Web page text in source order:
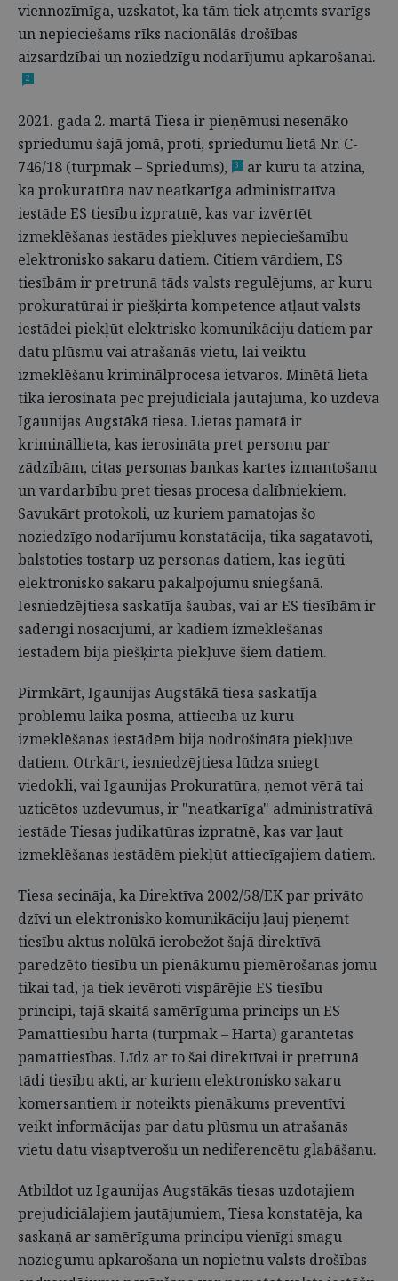
viennozīmīga, uzskatot, ka tām tiek atņemts svarīgs
un nepieciešams rīks nacionālās drošības
aizsardzībai un noziedzīgu nodarījumu apkarošanai.
2
2021. gada 2. martā Tiesa ir pieņēmusi nesenāko
spriedumu šajā jomā, proti, spriedumu lietā Nr. C-
746/18 (turpmāk – Spriedums),
3
ar kuru tā atzina,
ka prokuratūra nav neatkarīga administratīva
iestāde ES tiesību izpratnē, kas var izvērtēt
izmeklēšanas iestādes piekļuves nepieciešamību
elektronisko sakaru datiem. Citiem vārdiem, ES
tiesībām ir pretrunā tāds valsts regulējums, ar kuru
prokuratūrai ir piešķirta kompetence atļaut valsts
iestādei piekļūt elektrisko komunikāciju datiem par
datu plūsmu vai atrašanās vietu, lai veiktu
izmeklēšanu kriminālprocesa ietvaros. Minētā lieta
tika ierosināta pēc prejudiciālā jautājuma, ko uzdeva
Igaunijas Augstākā tiesa. Lietas pamatā ir
krimināllieta, kas ierosināta pret personu par
zādzībām, citas personas bankas kartes izmantošanu
un vardarbību pret tiesas procesa dalībniekiem.
Savukārt protokoli, uz kuriem pamatojas šo
noziedzīgo nodarījumu konstatācija, tika sagatavoti,
balstoties tostarp uz personas datiem, kas iegūti
elektronisko sakaru pakalpojumu sniegšanā.
Iesniedzējtiesa saskatīja šaubas, vai ar ES tiesībām ir
saderīgi nosacījumi, ar kādiem izmeklēšanas
iestādēm bija piešķirta piekļuve šiem datiem.
Pirmkārt, Igaunijas Augstākā tiesa saskatīja
problēmu laika posmā, attiecībā uz kuru
izmeklēšanas iestādēm bija nodrošināta piekļuve
datiem. Otrkārt, iesniedzējtiesa lūdza sniegt
viedokli, vai Igaunijas Prokuratūra, ņemot vērā tai
uzticētos uzdevumus, ir "neatkarīga" administratīvā
iestāde Tiesas judikatūras izpratnē, kas var ļaut
izmeklēšanas iestādēm piekļūt attiecīgajiem datiem.
Tiesa secināja, ka Direktīva 2002/58/EK par privāto
dzīvi un elektronisko komunikāciju ļauj pieņemt
tiesību aktus nolūkā ierobežot šajā direktīvā
paredzēto tiesību un pienākumu piemērošanas jomu
tikai tad, ja tiek ievēroti vispārējie ES tiesību
principi, tajā skaitā samērīguma princips un ES
Pamattiesību hartā (turpmāk – Harta) garantētās
pamattiesības. Līdz ar to šai direktīvai ir pretrunā
tādi tiesību akti, ar kuriem elektronisko sakaru
komersantiem ir noteikts pienākums preventīvi
veikt informācijas par datu plūsmu un atrašanās
vietu datu visaptverošu un nediferencētu glabāšanu.
Atbildot uz Igaunijas Augstākās tiesas uzdotajiem
prejudiciālajiem jautājumiem, Tiesa konstatēja, ka
saskaņā ar samērīguma principu vienīgi smagu
noziegumu apkarošana un nopietnu valsts drošības